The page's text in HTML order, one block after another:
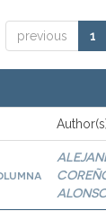
previous 1